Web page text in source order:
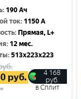
: 190 Ач
ток: 1150 A
: Прямая, L+
: 12 мес.
:513x223x223
руб.
4 168
руб.
в Сплит